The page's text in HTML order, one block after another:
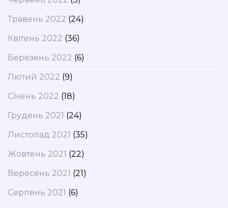
Травень 2022 (24)
Квітень 2022 (36)
Березень 2022 (6)
Лютий 2022 (9)
Січень 2022 (18)
Грудень 2021 (24)
Листопад 2021 (35)
Жовтень 2021 (22)
Вересень 2021 (21)
Серпень 2021 (6)